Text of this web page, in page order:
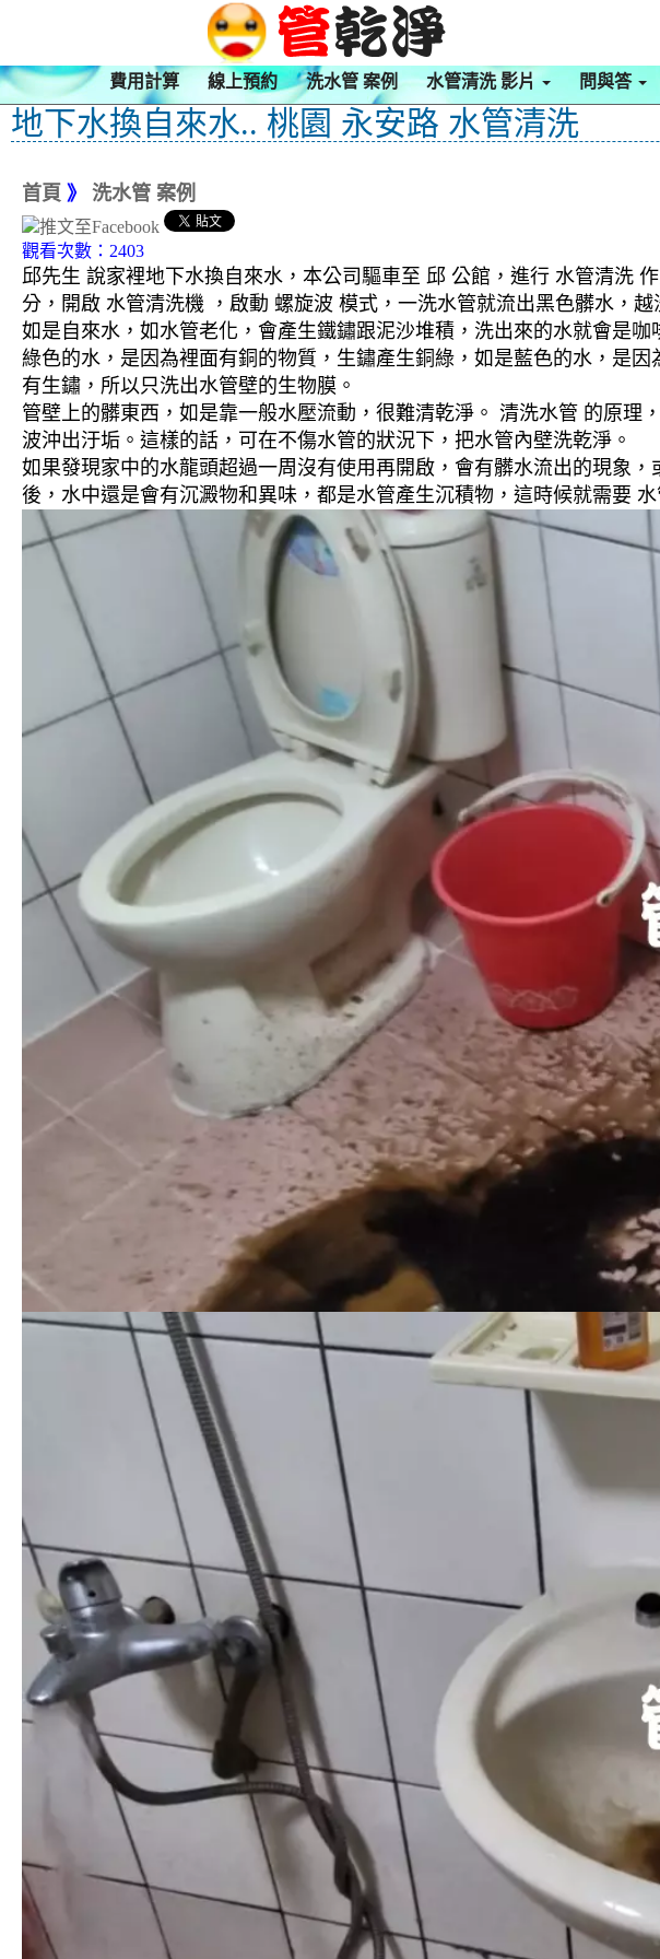
費用計算 線上預約 洗水管 案例 水管清洗 影片 問與答
地下水換自來水.. 桃園 永安路 水管清洗
首頁 》 洗水管 案例
觀看次數：2403
邱先生 說家裡地下水換自來水，本公司驅車至 邱 公館，進行 水管清洗
分，開啟 水管清洗機 ，啟動 螺旋波 模式，一洗水管就流出黑色髒水，
如是自來水，如水管老化，會產生鐵鏽跟泥沙堆積，洗出來的水就會是
綠色的水，是因為裡面有銅的物質，生鏽產生銅綠，如是藍色的水，是
有生鏽，所以只洗出水管壁的生物膜。
管壁上的髒東西，如是靠一般水壓流動，很難清乾淨。 清洗水管 的原
波沖出汙垢。這樣的話，可在不傷水管的狀況下，把水管內壁洗乾淨。
如果發現家中的水龍頭超過一周沒有使用再開啟，會有髒水流出的現象
後，水中還是會有沉澱物和異味，都是水管產生沉積物，這時候就需要